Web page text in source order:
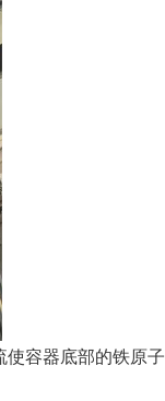
容器底部的铁原